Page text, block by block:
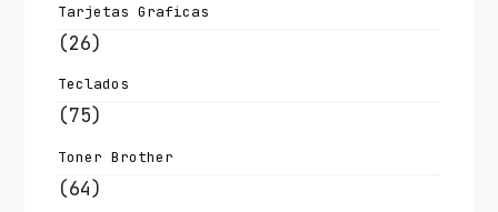
Tarjetas Graficas
(26)
Teclados
(75)
Toner Brother
(64)